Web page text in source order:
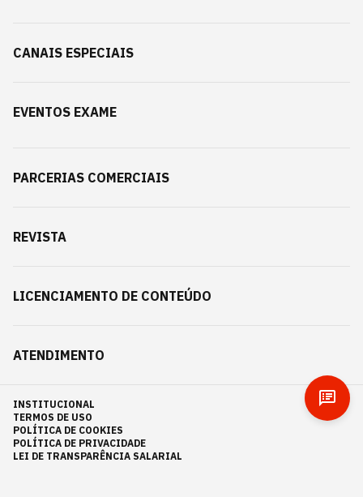
CANAIS ESPECIAIS
EVENTOS EXAME
PARCERIAS COMERCIAIS
REVISTA
LICENCIAMENTO DE CONTEÚDO
ATENDIMENTO
INSTITUCIONAL
TERMOS DE USO
POLÍTICA DE COOKIES
POLÍTICA DE PRIVACIDADE
LEI DE TRANSPARÊNCIA SALARIAL